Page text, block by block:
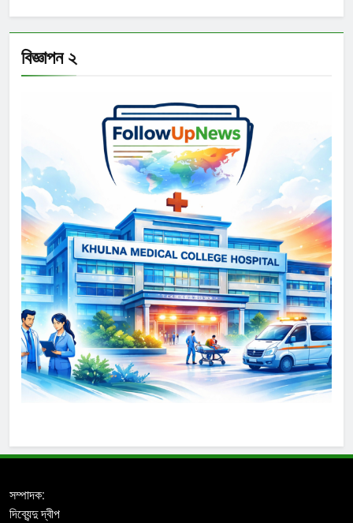
বিজ্ঞাপন ২
সম্পাদক:
দিব্যেন্দু দ্বীপ